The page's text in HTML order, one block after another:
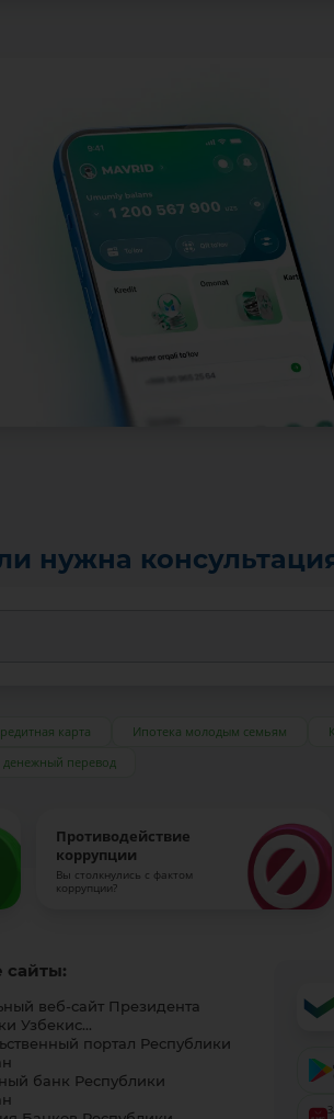
нужна
карта Ипотека молодым семьям
денежный перевод
Противодействие
коррупции
Вы столкнулись с фактом
коррупции?
сайты:
веб-сайт Президента
Узбекис...
портал Республики
банк Республики